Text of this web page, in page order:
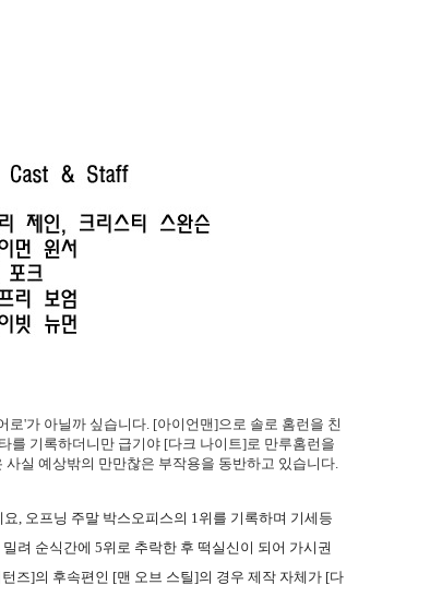
'가 아닐까 싶습니다. [아이언맨]으로 솔로 홈런을 친
를 기록하더니만 급기야 [다크 나이트]로 만루홈런을
실 예상밖의 만만찮은 부작용을 동반하고 있습니다.
, 오프닝 주말 박스오피스의 1위를 기록하며 기세등
려 순식간에 5위로 추락한 후 떡실신이 되어 가시권
즈]의 후속편인 [맨 오브 스틸]의 경우 제작 자체가 [다